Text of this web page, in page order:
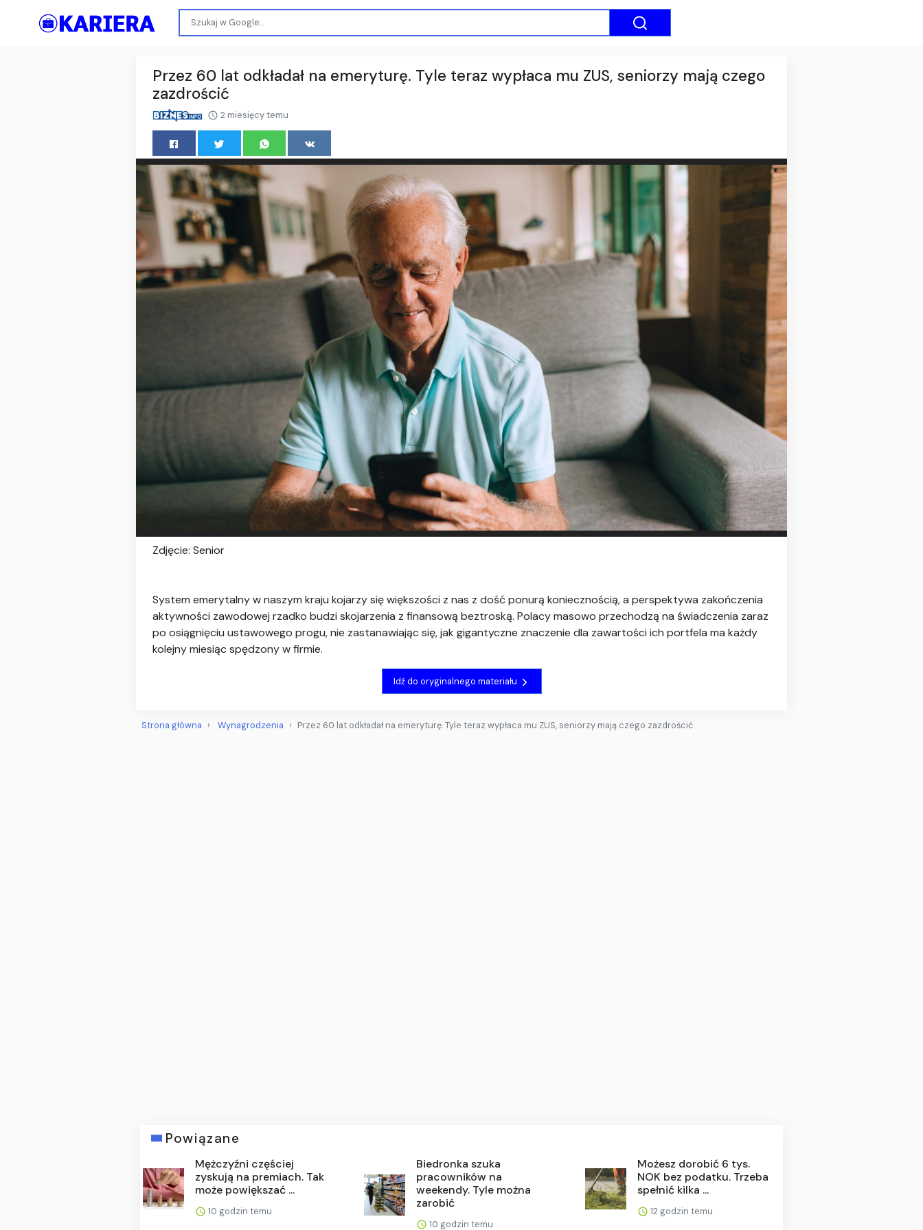
Przez 60 lat odkładał na emeryturę. Tyle teraz wypłaca mu ZUS, seniorzy mają czego
zazdrościć
2 miesięcy temu
Zdjęcie: Senior
System emerytalny w naszym kraju kojarzy się większości z nas z dość ponurą koniecznością, a perspektywa zakończenia
aktywności zawodowej rzadko budzi skojarzenia z finansową beztroską. Polacy masowo przechodzą na świadczenia zaraz
po osiągnięciu ustawowego progu, nie zastanawiając się, jak gigantyczne znaczenie dla zawartości ich portfela ma każdy
kolejny miesiąc spędzony w firmie.
Idź do oryginalnego materiału
Strona główna Wynagrodzenia Przez 60 lat odkładał na emeryturę. Tyle teraz wypłaca mu ZUS, seniorzy mają czego zazdrościć
Powiązane
Mężczyźni częściej
zyskują na premiach. Tak
może powiększać ...
10 godzin temu
Biedronka szuka
pracowników na
weekendy. Tyle można
zarobić
10 godzin temu
Możesz dorobić 6 tys.
NOK bez podatku. Trzeba
spełnić kilka ...
12 godzin temu